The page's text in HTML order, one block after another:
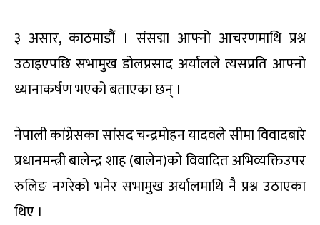
३ असार, काठमाडौं । संसद्मा आफ्नो आचरणमाथि प्रश्न
उठाइएपछि सभामुख डोलप्रसाद अर्यालले त्यसप्रति आफ्नो
ध्यानाकर्षण भएको बताएका छन् ।
नेपाली कांग्रेसका सांसद चन्द्रमोहन यादवले सीमा विवादबारे
प्रधानमन्त्री बालेन्द्र शाह (बालेन)को विवादित अभिव्यक्तिउपर
रुलिङ नगरेको भनेर सभामुख अर्यालमाथि नै प्रश्न उठाएका
थिए ।